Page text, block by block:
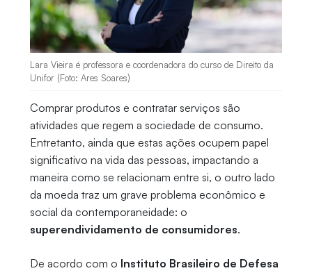
Lara Vieira é professora e coordenadora do curso de Direito da
Unifor (Foto: Ares Soares)
Comprar produtos e contratar serviços são
atividades que regem a sociedade de consumo.
Entretanto, ainda que estas ações ocupem papel
significativo na vida das pessoas, impactando a
maneira como se relacionam entre si, o outro lado
da moeda traz um grave problema econômico e
social da contemporaneidade: o
superendividamento de consumidores.
De acordo com o Instituto Brasileiro de Defesa